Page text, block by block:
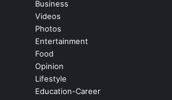
Business
Videos
Photos
Entertainment
Food
Opinion
Lifestyle
Education-Career